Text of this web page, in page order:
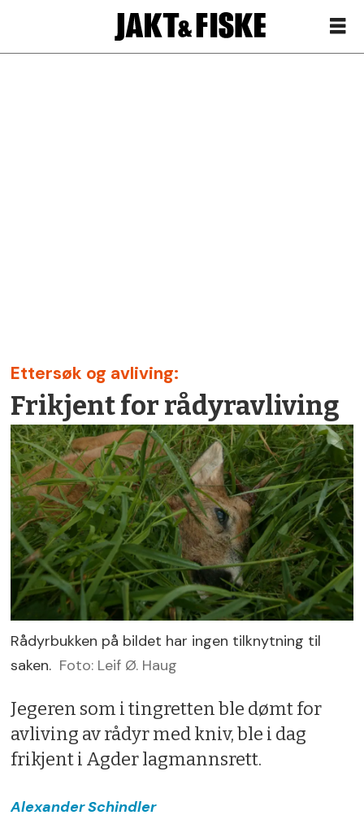
Ettersøk og avliving:
Frikjent for rådyravliving
Rådyrbukken på bildet har ingen tilknytning til
saken. Foto: Leif Ø. Haug
Jegeren som i tingretten ble dømt for
avliving av rådyr med kniv, ble i dag
frikjent i Agder lagmannsrett.
AlexanderSchindler